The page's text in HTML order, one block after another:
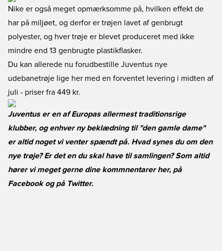
Nike er også meget opmærksomme på, hvilken effekt de
har på miljøet, og derfor er trøjen lavet af genbrugt
polyester, og hver trøje er blevet produceret med ikke
mindre end 13 genbrugte plastikflasker.
Du kan allerede nu forudbestille Juventus nye
udebanetrøje lige her med en forventet levering i midten af
juli - priser fra 449 kr.
Juventus er en af Europas allermest traditionsrige
klubber, og enhver ny beklædning til "den gamle dame"
er altid noget vi venter spændt på. Hvad synes du om den
nye trøje? Er det en du skal have til samlingen? Som altid
hører vi meget gerne dine kommnentarer her, på
Facebookog på Twitter.